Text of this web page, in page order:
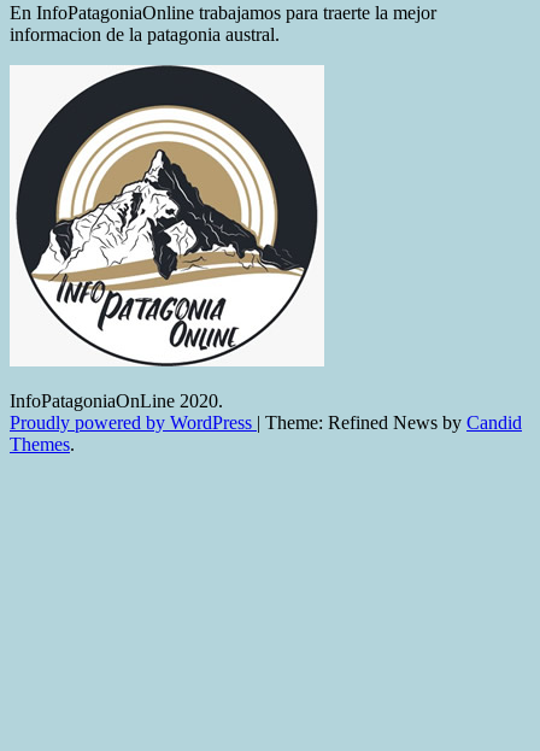
familias
de
En InfoPatagoniaOnline trabajamos para traerte la mejor
informacion de la patagonia austral.
InfoPatagoniaOnLine 2020.
Proudly powered by WordPress | Theme: Refined News by Candid
Themes.